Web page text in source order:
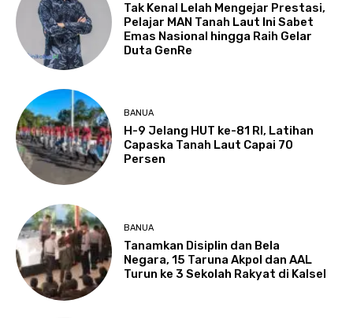
Tak Kenal Lelah Mengejar Prestasi,
Pelajar MAN Tanah Laut Ini Sabet
Emas Nasional hingga Raih Gelar
Duta GenRe
BANUA
H-9 Jelang HUT ke-81 RI, Latihan
Capaska Tanah Laut Capai 70
Persen
BANUA
Tanamkan Disiplin dan Bela
Negara, 15 Taruna Akpol dan AAL
Turun ke 3 Sekolah Rakyat di Kalsel